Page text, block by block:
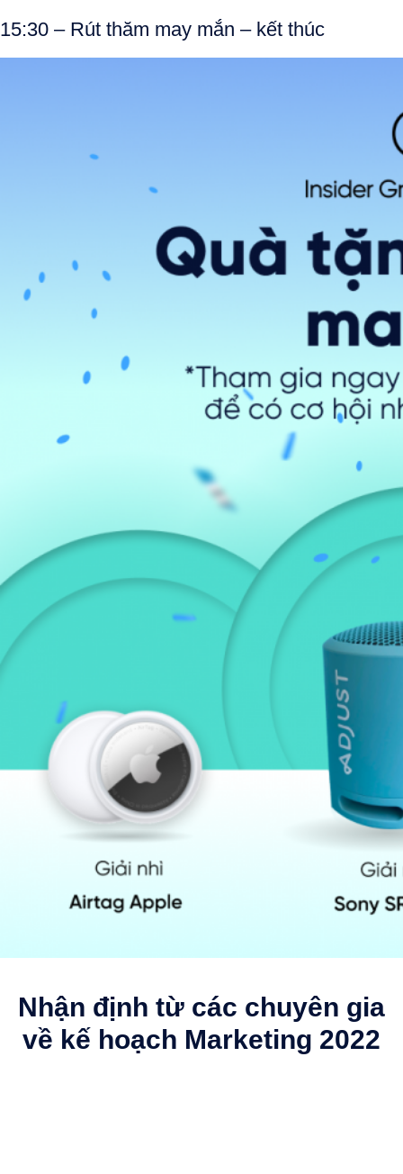
15:30 – Rút thăm may mắn – kết thúc
Nhận định từ các chuyên gia
về kế hoạch Marketing 2022